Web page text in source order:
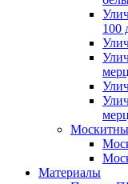
100
Материалы